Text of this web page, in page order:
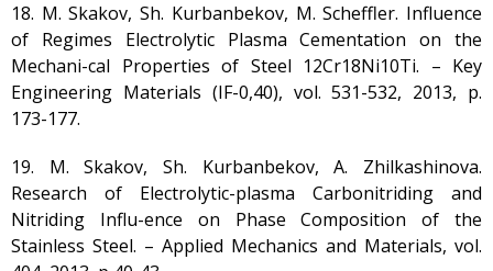
18. М. Skakov, Sh. Kurbanbekov, M. Scheffler. Influence
of Regimes Electrolytic Plasma Cementation on the
Mechani-cal Properties of Steel 12Cr18Ni10Ti. – Key
Engineering Materials (IF-0,40), vol. 531-532, 2013, p.
173-177.
19. М. Skakov, Sh. Kurbanbekov, A. Zhilkаshinova.
Research of Electrolytic-plasma Carbonitriding and
Nitriding Influ-ence on Phase Composition of the
Stainless Steel. – Applied Mechanics and Materials, vol.